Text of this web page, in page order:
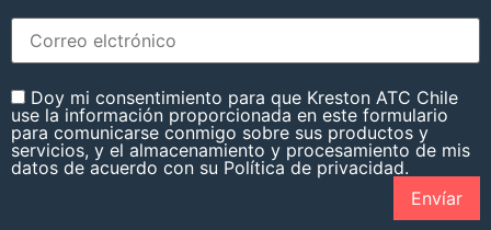
Doy mi consentimiento para que Kreston ATC Chile
use la información proporcionada en este formulario
para comunicarse conmigo sobre sus productos y
servicios, y el almacenamiento y procesamiento de mis
datos de acuerdo con su Política de privacidad.